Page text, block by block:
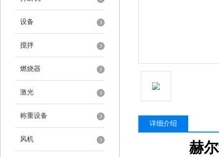
设备
搅拌
燃烧器
激光
称重设备
风机
详细介绍
赫